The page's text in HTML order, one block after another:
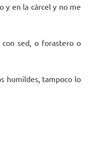
y en la cárcel y no me
con sed, o forastero o
humildes, tampoco lo